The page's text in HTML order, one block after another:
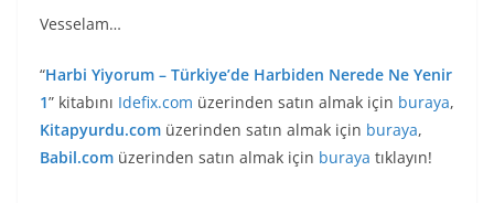
Vesselam…
“Harbi Yiyorum – Türkiye’de Harbiden Nerede Ne Yenir
1” kitabını Idefix.com üzerinden satın almak için buraya,
Kitapyurdu.com üzerinden satın almak için buraya,
Babil.com üzerinden satın almak için buraya tıklayın!